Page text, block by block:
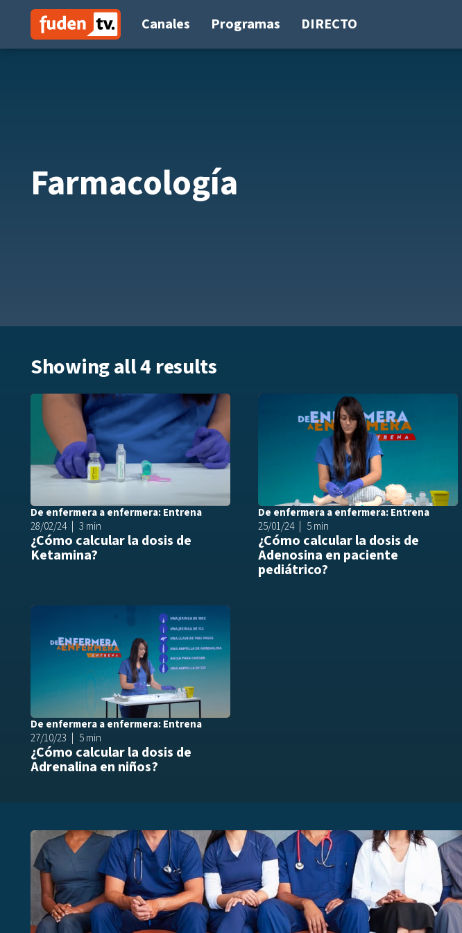
contenido
Canales Programas DIRECTO
Farmacología
Showing all 4 results
Añadir a playlist
De enfermera a enfermera: Entrena
28/02/24
3 min
¿Cómo calcular la dosis de
Ketamina?
De enfermera a enfermera: Entrena
25/01/24
5 min
¿Cómo calcular la dosis de
Adenosina en paciente
pediátrico?
De enfermera a enfermera: Entrena
27/10/23
5 min
¿Cómo calcular la dosis de
Adrenalina en niños?